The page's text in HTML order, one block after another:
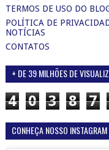
TERMOS DE USO DO
POLÍTICA DE
NOTÍCIAS
CONTATOS
+ DE 39 MILHÕES DE
4 0 3 8 7
CONHEÇA NOSSO INSTAGRAM